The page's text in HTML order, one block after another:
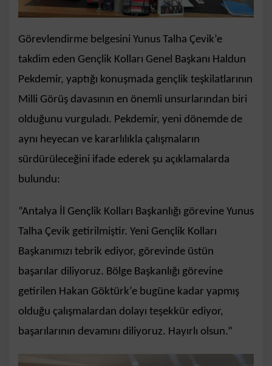
Görevlendirme belgesini Yunus Talha Çevik’e
takdim eden Gençlik Kolları Genel Başkanı Haldun
Pekdemir, yaptığı konuşmada gençlik teşkilatlarının
Milli Görüş davasının en önemli unsurlarından biri
olduğunu vurguladı. Pekdemir, yeni dönemde de
aynı heyecan ve kararlılıkla çalışmaların
sürdürüleceğini ifade ederek şu açıklamalarda
bulundu:
“Antalya İl Gençlik Kolları Başkanlığı görevine Yunus
Talha Çevik getirilmiştir. Yeni Gençlik Kolları
Başkanımızı tebrik ediyor, görevinde üstün
başarılar diliyoruz. Bölge Başkanlığı görevine
getirilen Hakan Göktürk’e bugüne kadar yapmış
olduğu çalışmalardan dolayı teşekkür ediyor,
başarılarının devamını diliyoruz. Hayırlı olsun.”